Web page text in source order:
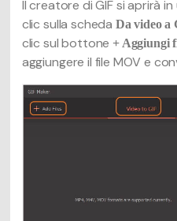
Il creatore di GIF si aprirà
clic sulla scheda Da video a
clic sul bottone + Aggiungi
aggiungere il file MOV e